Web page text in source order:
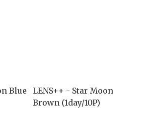
Blue
LENS++ - Star Moon
Brown (1day/10P)